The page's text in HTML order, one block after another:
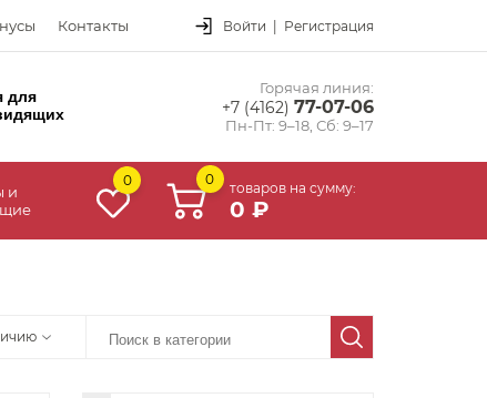
Контакты Войти | Регистрация
для
Горячая линия:
+7 (4162) 77-07-06
Пн-Пт: 9–18, Сб: 9–17
и
0 0
товаров на сумму:
0 ₽